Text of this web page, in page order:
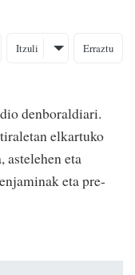
Itzuli Erraztu
denboraldiari.
elkartuko
eta
eta pre-